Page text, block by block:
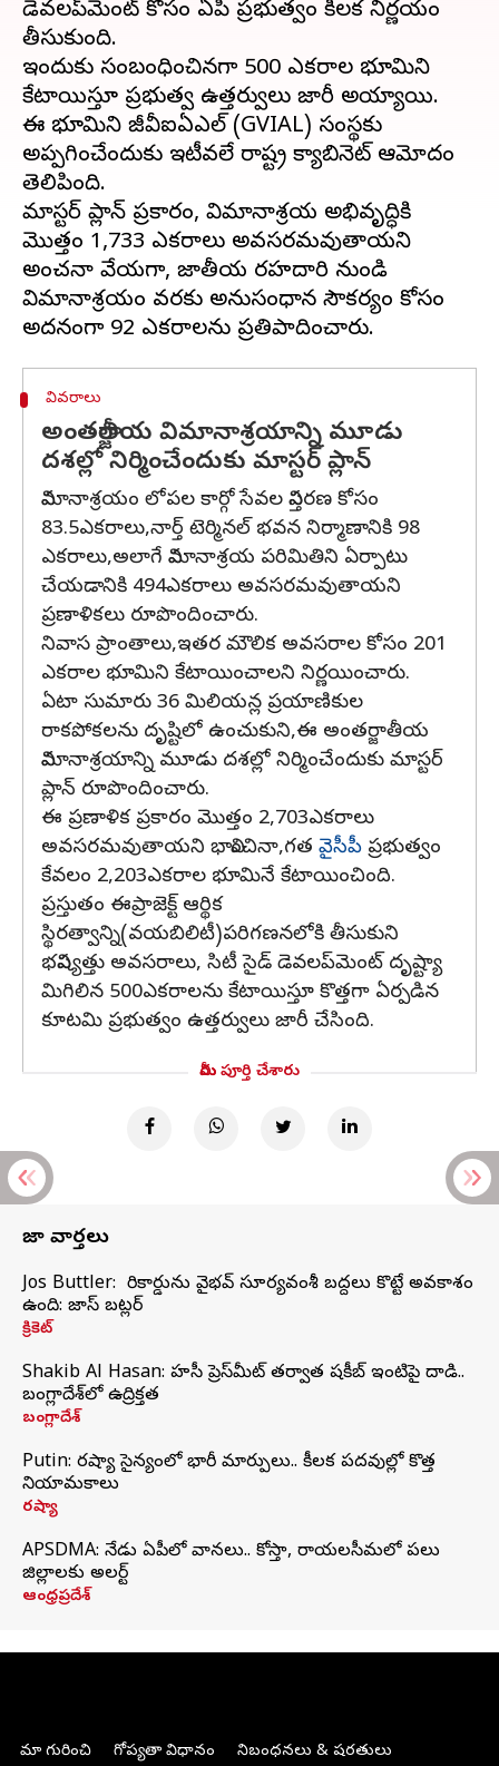
డెవలప్‌మెంట్‌ కోసం ఏపీ ప్రభుత్వం కీలక నిర్ణయం
తీసుకుంది.
ఇందుకు సంబంధించినగా 500 ఎకరాల భూమిని
కేటాయిస్తూ ప్రభుత్వ ఉత్తర్వులు జారీ అయ్యాయి.
ఈ భూమిని జీవీఐఏఎల్‌ (GVIAL) సంస్థకు
అప్పగించేందుకు ఇటీవలే రాష్ట్ర క్యాబినెట్‌ ఆమోదం
తెలిపింది.
మాస్టర్‌ ప్లాన్‌ ప్రకారం, విమానాశ్రయ అభివృద్ధికి
మొత్తం 1,733 ఎకరాలు అవసరమవుతాయని
అంచనా వేయగా, జాతీయ రహదారి నుండి
విమానాశ్రయం వరకు అనుసంధాన సౌకర్యం కోసం
వివరాలు
అంతర్జాతీయ విమానాశ్రయాన్ని మూడు
దశల్లో నిర్మించేందుకు మాస్టర్‌ ప్లాన్‌
విమానాశ్రయం లోపల కార్గో సేవల విస్తరణ కోసం
83.5ఎకరాలు,నార్త్‌ టెర్మినల్‌ భవన నిర్మాణానికి 98
ఎకరాలు,అలాగే విమానాశ్రయ పరిమితిని ఏర్పాటు
చేయడానికి 494ఎకరాలు అవసరమవుతాయని
ప్రణాళికలు రూపొందించారు.
నివాస ప్రాంతాలు,ఇతర మౌలిక అవసరాల కోసం 201
ఎకరాల భూమిని కేటాయించాలని నిర్ణయించారు.
ఏటా సుమారు 36 మిలియన్ల ప్రయాణికుల
రాకపోకలను దృష్టిలో ఉంచుకుని,ఈ అంతర్జాతీయ
విమానాశ్రయాన్ని మూడు దశల్లో నిర్మించేందుకు మాస్టర్‌
ప్లాన్‌ రూపొందించారు.
ఈ ప్రణాళిక ప్రకారం మొత్తం 2,703ఎకరాలు
అవసరమవుతాయని భావించినా,గత వైసీపీ ప్రభుత్వం
కేవలం 2,203ఎకరాల భూమినే కేటాయించింది.
ప్రస్తుతం ఈప్రాజెక్ట్‌ ఆర్థిక
స్థిరత్వాన్ని(వయబిలిటీ)పరిగణనలోకి తీసుకుని
భవిష్యత్తు అవసరాలు, సిటీ సైడ్‌ డెవలప్‌మెంట్‌ దృష్ట్యా
మిగిలిన 500ఎకరాలను కేటాయిస్తూ కొత్తగా ఏర్పడిన
కూటమి ప్రభుత్వం ఉత్తర్వులు జారీ చేసింది.
మీరు పూర్తి చేశారు
తాజా వార్తలు
Jos Buttler: నా రికార్డును వైభవ్ సూర్యవంశీ బద్దలు కొట్టే అవకాశం
ఉంది: జాస్ బట్లర్
క్రికెట్
Shakib Al Hasan: హసీనా ప్రెస్‌మీట్‌ తర్వాత షకీబ్‌ ఇంటిపై దాడి..
బంగ్లాదేశ్‌లో ఉద్రిక్తత
బంగ్లాదేశ్
Putin: రష్యా సైన్యంలో భారీ మార్పులు.. కీలక పదవుల్లో కొత్త
నియామకాలు
రష్యా
APSDMA: నేడు ఏపీలో వానలు.. కోస్తా, రాయలసీమలో పలు
జిల్లాలకు అలర్ట్
ఆంధ్రప్రదేశ్
మా గురించి గోప్యతా విధానం నిబంధనలు & షరతులు